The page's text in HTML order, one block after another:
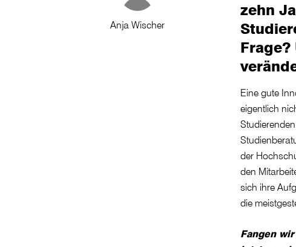
Anja Wischer
zehn
Eine gute
eigentlich
der
den
sich ihre
die
Fangen